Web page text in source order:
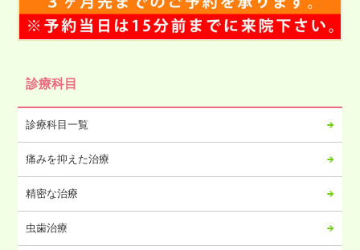
2024年12月
2024年08月
2024年07月
2024年06月
2024年05月
2024年04月
2024年03月
診療科目
診療科目一覧
痛みを抑えた治療
精密な治療
虫歯治療